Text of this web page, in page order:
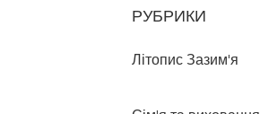
РУБРИКИ
Літопис Зазим'я